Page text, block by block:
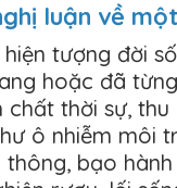
luận về
tượng đời
hoặc đã
thời sự,
ô nhiễm môi
bạo